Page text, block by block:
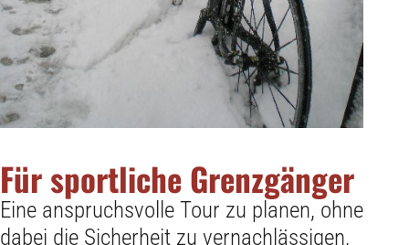
Für sportliche Grenzgänger
Eine anspruchsvolle Tour zu planen, ohne
dabei die Sicherheit zu vernachlässigen,